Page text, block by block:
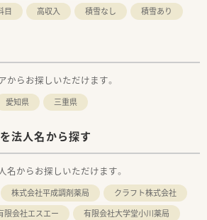
目 高収入 積雪なし 積雪あり
らお探しいただけます。
愛知県 三重県
法人名から探す
からお探しいただけます。
株式会社平成調剤薬局
クラフト株式会社
限会社エスエー
有限会社大学堂小川薬局